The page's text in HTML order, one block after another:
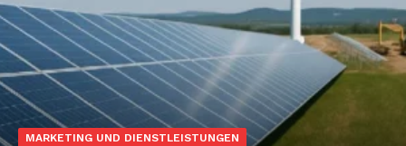
MARKETING UND DIENSTLEISTUNGEN